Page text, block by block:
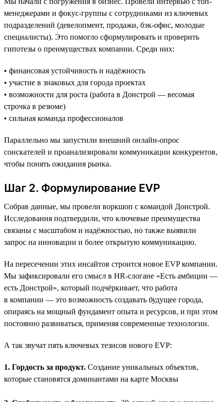
менеджерами и фокус-группы с сотрудниками из ключевых
подразделений (девелопмент, продажи, бэк-офис, молодые
специалисты). Это помогло сформулировать и проверить
гипотезы о преимуществах компании. Среди них:
• финансовая устойчивость и надёжность
• участие в знаковых для города проектах
• возможности для роста (работа в Донстрой — весомая
строчка в резюме)
• сильная команда профессионалов
Параллельно мы запустили внешний онлайн-опрос
соискателей и проанализировали коммуникации конкурентов,
чтобы понять ожидания рынка.
Шаг 2. Формулирование EVP
Собрав данные, мы провели воркшоп с командой Донстрой.
Исследования подтвердили, что ключевые преимущества
связаны с масштабом и надёжностью, но также выявили
запрос на инновации и более открытую коммуникацию.
На пересечении этих инсайтов строится новое EVP компании.
Мы зафиксировали его смысл в HR-слогане «Есть амбиции —
есть Донстрой», который подчёркивает, что работа
в компании — это возможность создавать будущее города,
опираясь на мощный фундамент опыта и ресурсов, и при этом
постоянно развиваться, применяя современные технологии.
А так звучат пять ключевых тезисов нового EVP:
1. Гордость за продукт. Создание уникальных объектов,
которые становятся доминантами на карте Москвы